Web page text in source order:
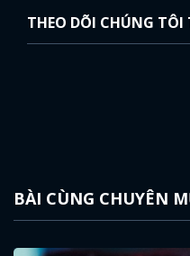
THEO DÕI CHÚNG TÔI
BÀI CÙNG CHUYÊN